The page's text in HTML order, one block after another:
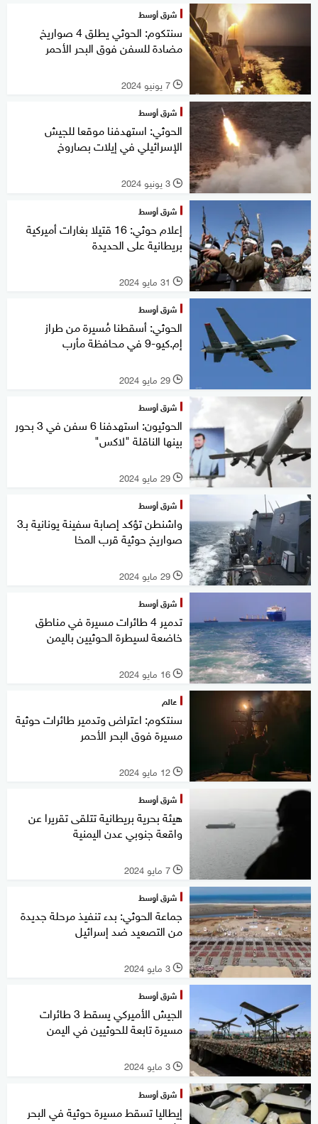
شرق أوسط
سنتكوم: الحوثي يطلق 4 صواريخ
مضادة للسفن فوق البحر الأحمر
l 7 يونيو 2024
شرق أوسط
الحوثي: استهدفنا موقعا للجيش
الإسرائيلي في إيلات بصاروخ
l 3 يونيو 2024
شرق أوسط
إعلام حوثي: 16 قتيلا بغارات أميركية
بريطانية على الحديدة
l 31 مايو 2024
شرق أوسط
الحوثي: أسقطنا مُسيرة من طراز
إم.كيو-9 في محافظة مأرب
l 29 مايو 2024
شرق أوسط
الحوثيون: استهدفنا 6 سفن في 3 بحور
بينها الناقلة "لاكس"
l 29 مايو 2024
شرق أوسط
واشنطن تؤكد إصابة سفينة يونانية بـ3
صواريخ حوثية قرب المخا
l 29 مايو 2024
شرق أوسط
تدمير 4 طائرات مسيرة في مناطق
خاضعة لسيطرة الحوثيين باليمن
l 16 مايو 2024
عالم
سنتكوم: اعتراض وتدمير طائرات حوثية
مسيرة فوق البحر الأحمر
l 12 مايو 2024
شرق أوسط
هيئة بحرية بريطانية تتلقى تقريرا عن
واقعة جنوبي عدن اليمنية
l 7 مايو 2024
شرق أوسط
جماعة الحوثي: بدء تنفيذ مرحلة جديدة
من التصعيد ضد إسرائيل
l 3 مايو 2024
شرق أوسط
الجيش الأميركي يسقط 3 طائرات
مسيرة تابعة للحوثيين في اليمن
l 3 مايو 2024
شرق أوسط
إيطاليا تسقط مسيرة حوثية في البحر